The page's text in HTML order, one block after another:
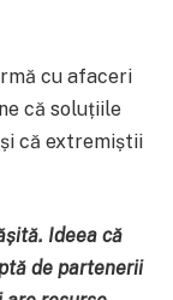
cu afaceri
că soluțiile
și că extremiștii
Ideea că
de partenerii